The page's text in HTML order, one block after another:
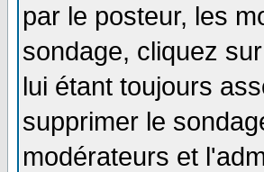
par le posteur, les
sondage, cliquez
lui étant toujours
supprimer le
modérateurs et